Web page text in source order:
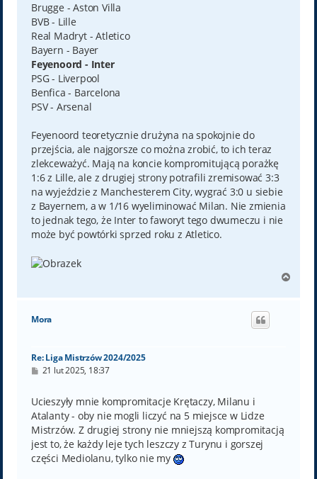
Brugge - Aston Villa
BVB - Lille
Real Madryt - Atletico
Bayern - Bayer
Feyenoord - Inter
PSG - Liverpool
Benfica - Barcelona
PSV - Arsenal
Feyenoord teoretycznie drużyna na spokojnie do
przejścia, ale najgorsze co można zrobić, to ich teraz
zlekceważyć. Mają na koncie kompromitującą porażkę
1:6 z Lille, ale z drugiej strony potrafili zremisować 3:3
na wyjeździe z Manchesterem City, wygrać 3:0 u siebie
z Bayernem, a w 1/16 wyeliminować Milan. Nie zmienia
to jednak tego, że Inter to faworyt tego dwumeczu i nie
może być powtórki sprzed roku z Atletico.
g
Mora
Re: Liga Mistrzów 2024/2025
P
t
21 lut 2025, 18:37
Ucieszyły mnie kompromitacje Krętaczy, Milanu i
Atalanty - oby nie mogli liczyć na 5 miejsce w Lidze
Mistrzów. Z drugiej strony nie mniejszą kompromitacją
jest to, że każdy leje tych leszczy z Turynu i gorszej
części Mediolanu, tylko nie my